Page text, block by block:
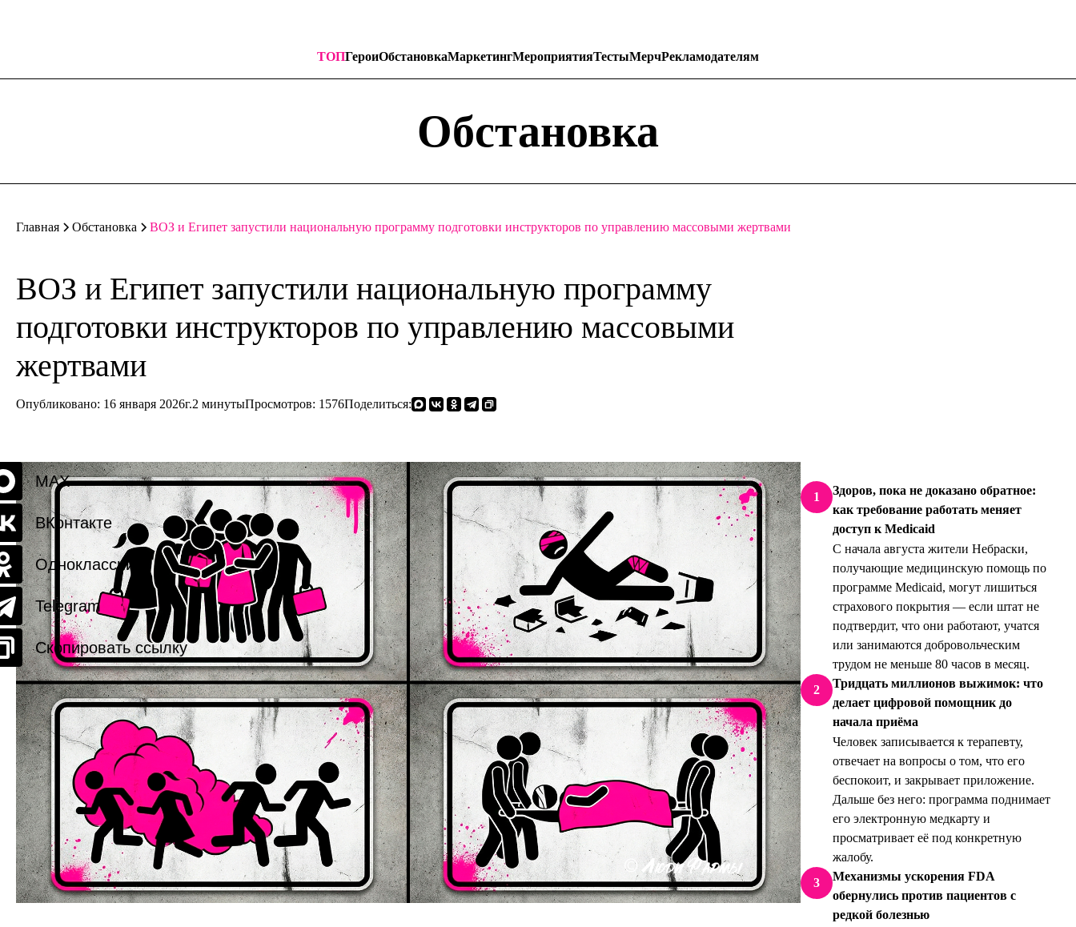
ТОПГероиОбстановкаМаркетингМероприятияТестыМерчРекламодателям
Обстановка
Главная Обстановка ВОЗ и Египет запустили национальную программу подготовки инструкторов по управлению массовыми жертвами
ВОЗ и Египет запустили национальную программу
подготовки инструкторов по управлению массовыми
жертвами
Опубликовано: 16 января 2026г.2 минутыПросмотров: 1576Поделиться:
MAX
ВКонтакте
Одноклассники
Telegram
Скопировать ссылку
1
Здоров, пока не доказано обратное:
как требование работать меняет
доступ к Medicaid
С начала августа жители Небраски,
получающие медицинскую помощь по
программе Medicaid, могут лишиться
страхового покрытия — если штат не
подтвердит, что они работают, учатся
или занимаются добровольческим
трудом не меньше 80 часов в месяц.
2
Тридцать миллионов выжимок: что
делает цифровой помощник до
начала приёма
Человек записывается к терапевту,
отвечает на вопросы о том, что его
беспокоит, и закрывает приложение.
Дальше без него: программа поднимает
его электронную медкарту и
просматривает её под конкретную
жалобу.
3
Механизмы ускорения FDA
обернулись против пациентов с
редкой болезнью